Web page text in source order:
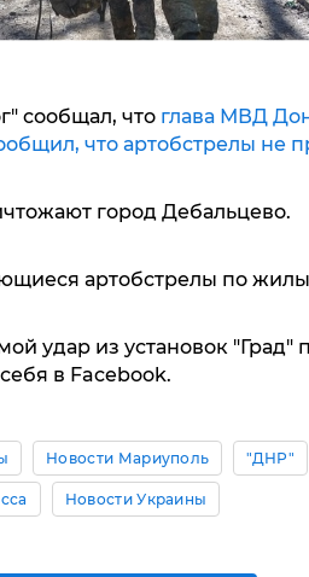
сообщал, что глава МВД
что артобстрелы не
город Дебальцево.
артобстрелы по
удар из установок
в Facebook.
Новости Мариуполь "ДНР"
Новости Украины